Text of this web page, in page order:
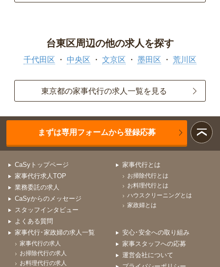
台東区周辺の他の求人を探す
千代田区 中央区 文京区 墨田区 荒川区
東京都の家事代行の求人一覧を見る
まずは専用フォームから登録応募
CaSyトップページ
家事代行求人TOP
業務委託の求人
CaSyからのメッセージ
スタッフインタビュー
よくある質問
家事代行とは
お掃除代行とは
お料理代行とは
ハウスクリーニングとは
家政婦とは
家事代行･家政婦の求人一覧
家事代行の求人
お掃除代行の求人
お料理代行の求人
安心･安全への取り組み
家事スタッフへの応募
運営会社について